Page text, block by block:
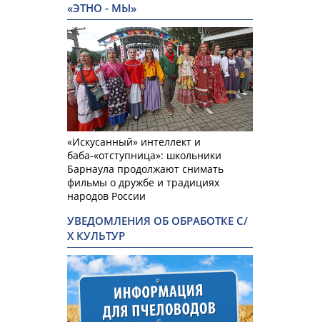
«ЭТНО - МЫ»
«Искусанный» интеллект и
баба-«отступница»: школьники
Барнаула продолжают снимать
фильмы о дружбе и традициях
народов России
УВЕДОМЛЕНИЯ ОБ ОБРАБОТКЕ С/
Х КУЛЬТУР